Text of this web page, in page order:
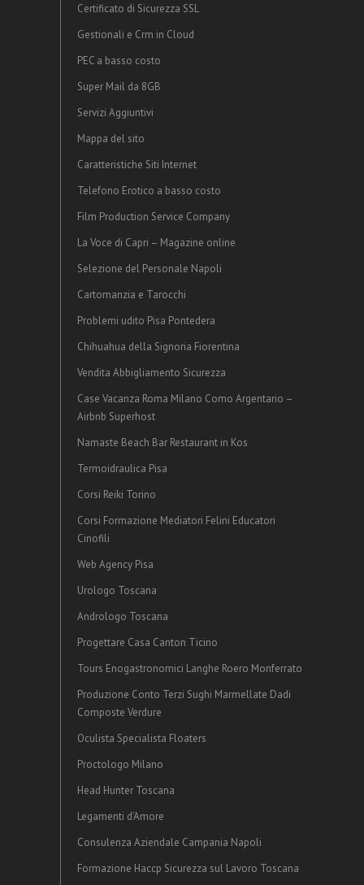
Certificato di Sicurezza SSL
Gestionali e Crm in Cloud
PEC a basso costo
Super Mail da 8GB
Servizi Aggiuntivi
Mappa del sito
Caratteristiche Siti Internet
Telefono Erotico a basso costo
Film Production Service Company
La Voce di Capri – Magazine online
Selezione del Personale Napoli
Cartomanzia e Tarocchi
Problemi udito Pisa Pontedera
Chihuahua della Signoria Fiorentina
Vendita Abbigliamento Sicurezza
Case Vacanza Roma Milano Como Argentario –
Airbnb Superhost
Namaste Beach Bar Restaurant in Kos
Termoidraulica Pisa
Corsi Reiki Torino
Corsi Formazione Mediatori Felini Educatori
Cinofili
Web Agency Pisa
Urologo Toscana
Andrologo Toscana
Progettare Casa Canton Ticino
Tours Enogastronomici Langhe Roero Monferrato
Produzione Conto Terzi Sughi Marmellate Dadi
Composte Verdure
Oculista Specialista Floaters
Proctologo Milano
Head Hunter Toscana
Legamenti d’Amore
Consulenza Aziendale Campania Napoli
Formazione Haccp Sicurezza sul Lavoro Toscana